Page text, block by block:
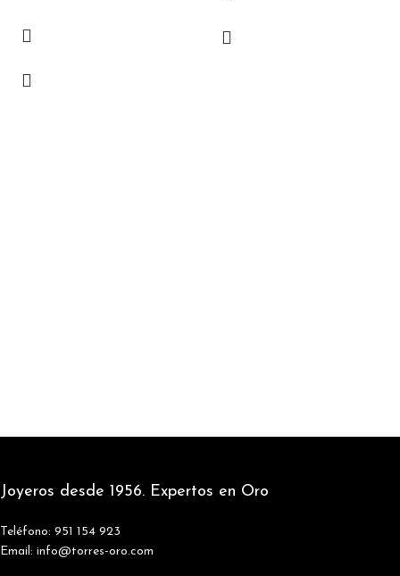
Joyeros desde 1956. Expertos en Oro
Teléfono: 951 154 923
Email: info@torres-oro.com